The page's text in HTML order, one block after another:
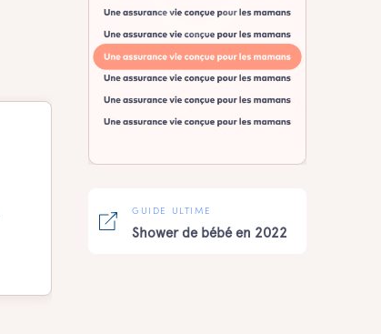
GUIDE ULTIME
Shower de bébé en 2022